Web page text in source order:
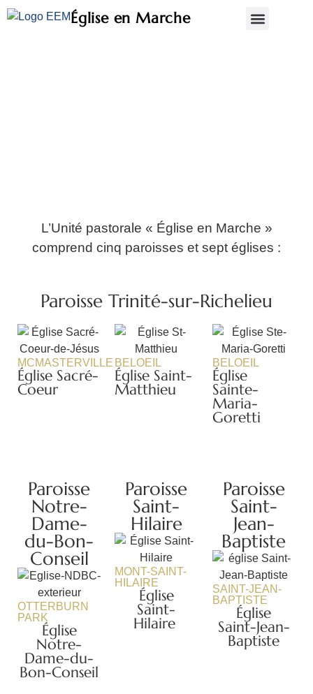
Église en Marche
L’Unité pastorale « Église en Marche »
comprend cinq paroisses et sept églises :
Paroisse Trinité-sur-Richelieu
MCMASTERVILLE
Église Sacré-
Coeur
BELOEIL
Église Saint-
Matthieu
BELOEIL
Église
Sainte-
Maria-
Goretti
Paroisse
Notre-
Dame-
du-Bon-
Conseil
OTTERBURN
PARK
Église
Notre-
Dame-du-
Bon-Conseil
Paroisse
Saint-
Hilaire
MONT-SAINT-
HILAIRE
Église
Saint-
Hilaire
Paroisse
Saint-
Jean-
Baptiste
SAINT-JEAN-
BAPTISTE
Église
Saint-Jean-
Baptiste